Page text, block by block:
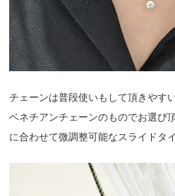
チェーンは普段使いもして頂きやす
ベネチアンチェーンのものでお選び
に合わせて微調整可能なスライドタ